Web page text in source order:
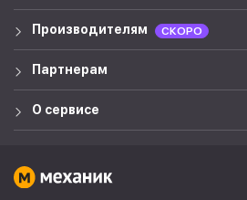
Производителям СКОРО
Партнерам
О сервисе